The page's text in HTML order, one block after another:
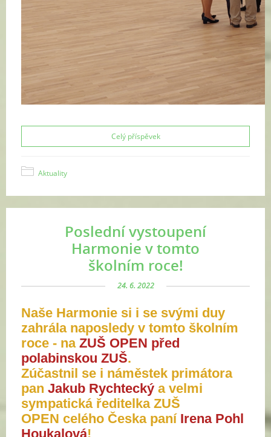
Celý příspěvek
Aktuality
Poslední vystoupení
Harmonie v tomto
školním roce!
24. 6. 2022
Naše Harmonie si i se svými duy
zahrála naposledy v tomto školním
roce - na ZUŠ OPEN před
polabinskou ZUŠ.
Zúčastnil se i náměstek primátora
pan Jakub Rychtecký a velmi
sympatická ředitelka ZUŠ
OPEN celého Česka paní Irena Pohl
Houkalová!